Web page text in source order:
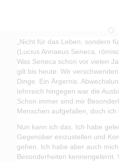
„Nicht für das Leben, sondern
(Lucius Annaeus Seneca,
Was Seneca schon vor vielen
gilt bis heute: Wir
Dinge. Ein Ärgernis.
lehrreich hingegen war die
Schon immer sind mir
Menschen aufgefallen, doch ich
Nun kann ich das. Ich habe
Gegenüber einzustellen und
gehen. Ich habe aber auch
Besonderheiten kennengelernt.